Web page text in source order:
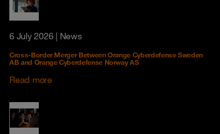
6 July 2026| News
Cross-Border Merger Between Orange Cyberdefense Sweden
AB and Orange Cyberdefense Norway AS
Read more